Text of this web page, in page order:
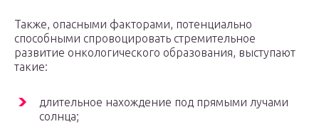
Также, опасными факторами, потенциально
способными спровоцировать стремительное
развитие онкологического образования, выступают
такие:
длительное нахождение под прямыми лучами
солнца;